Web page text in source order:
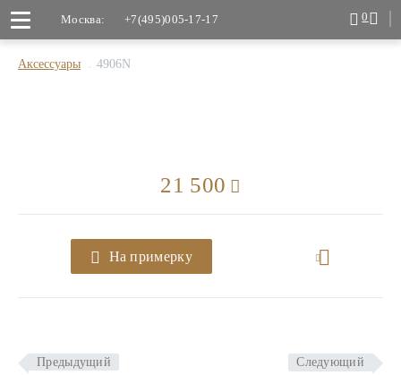
Москва: +7(495)005-17-17 0
Аксессуары 4906N
21 500
На примерку
Предыдущий Следующий